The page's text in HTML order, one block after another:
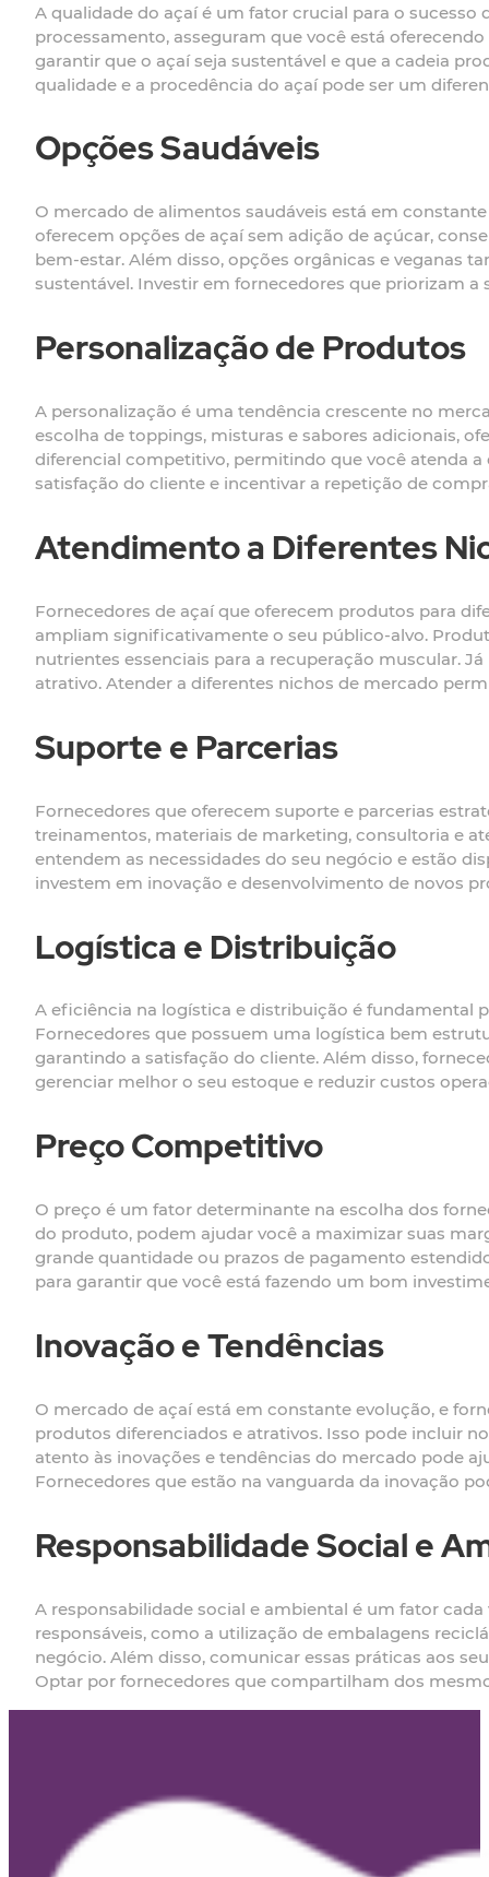
A qualidade do açaí é um fator crucial para o
processamento, asseguram que você está
garantir que o açaí seja sustentável e que a cadeia
qualidade e a procedência do açaí pode ser um
Opções Saudáveis
O mercado de alimentos saudáveis está em
oferecem opções de açaí sem adição de açúcar,
bem-estar. Além disso, opções orgânicas e veganas
sustentável. Investir em fornecedores que priorizam
Personalização de Produtos
A personalização é uma tendência crescente no
escolha de toppings, misturas e sabores adicionais,
diferencial competitivo, permitindo que você atenda
satisfação do cliente e incentivar a repetição de
Atendimento a Diferentes
Fornecedores de açaí que oferecem produtos para
ampliam significativamente o seu público-alvo.
nutrientes essenciais para a recuperação muscular.
atrativo. Atender a diferentes nichos de mercado
Suporte e Parcerias
Fornecedores que oferecem suporte e parcerias
treinamentos, materiais de marketing, consultoria e
entendem as necessidades do seu negócio e estão
investem em inovação e desenvolvimento de novos
Logística e Distribuição
A eficiência na logística e distribuição é fundamental
Fornecedores que possuem uma logística bem
garantindo a satisfação do cliente. Além disso,
gerenciar melhor o seu estoque e reduzir custos
Preço Competitivo
O preço é um fator determinante na escolha dos
do produto, podem ajudar você a maximizar suas
grande quantidade ou prazos de pagamento
para garantir que você está fazendo um bom
Inovação e Tendências
O mercado de açaí está em constante evolução, e
produtos diferenciados e atrativos. Isso pode incluir
atento às inovações e tendências do mercado pode
Fornecedores que estão na vanguarda da inovação
Responsabilidade Social e
A responsabilidade social e ambiental é um fator
responsáveis, como a utilização de embalagens
negócio. Além disso, comunicar essas práticas aos
Optar por fornecedores que compartilham dos